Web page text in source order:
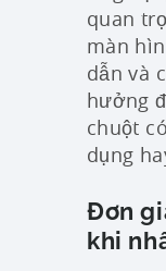
quan
màn
dẫn và
hưởng
chuột
dụng
Đơn
khi